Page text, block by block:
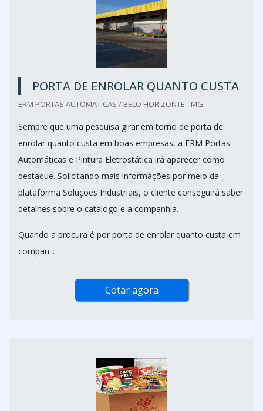
PORTA DE ENROLAR QUANTO CUSTA
ERM PORTAS AUTOMATICAS / BELO HORIZONTE - MG
Sempre que uma pesquisa girar em torno de porta de
enrolar quanto custa em boas empresas, a ERM Portas
Automáticas e Pintura Eletrostática irá aparecer como
destaque. Solicitando mais informações por meio da
plataforma Soluções Industriais, o cliente conseguirá saber
detalhes sobre o catálogo e a companhia.
Quando a procura é por porta de enrolar quanto custa em
compan...
Cotar agora